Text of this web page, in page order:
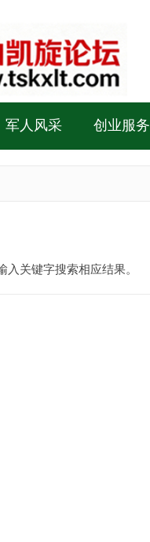
军人风采 创业服务
关键字搜索相应结果。